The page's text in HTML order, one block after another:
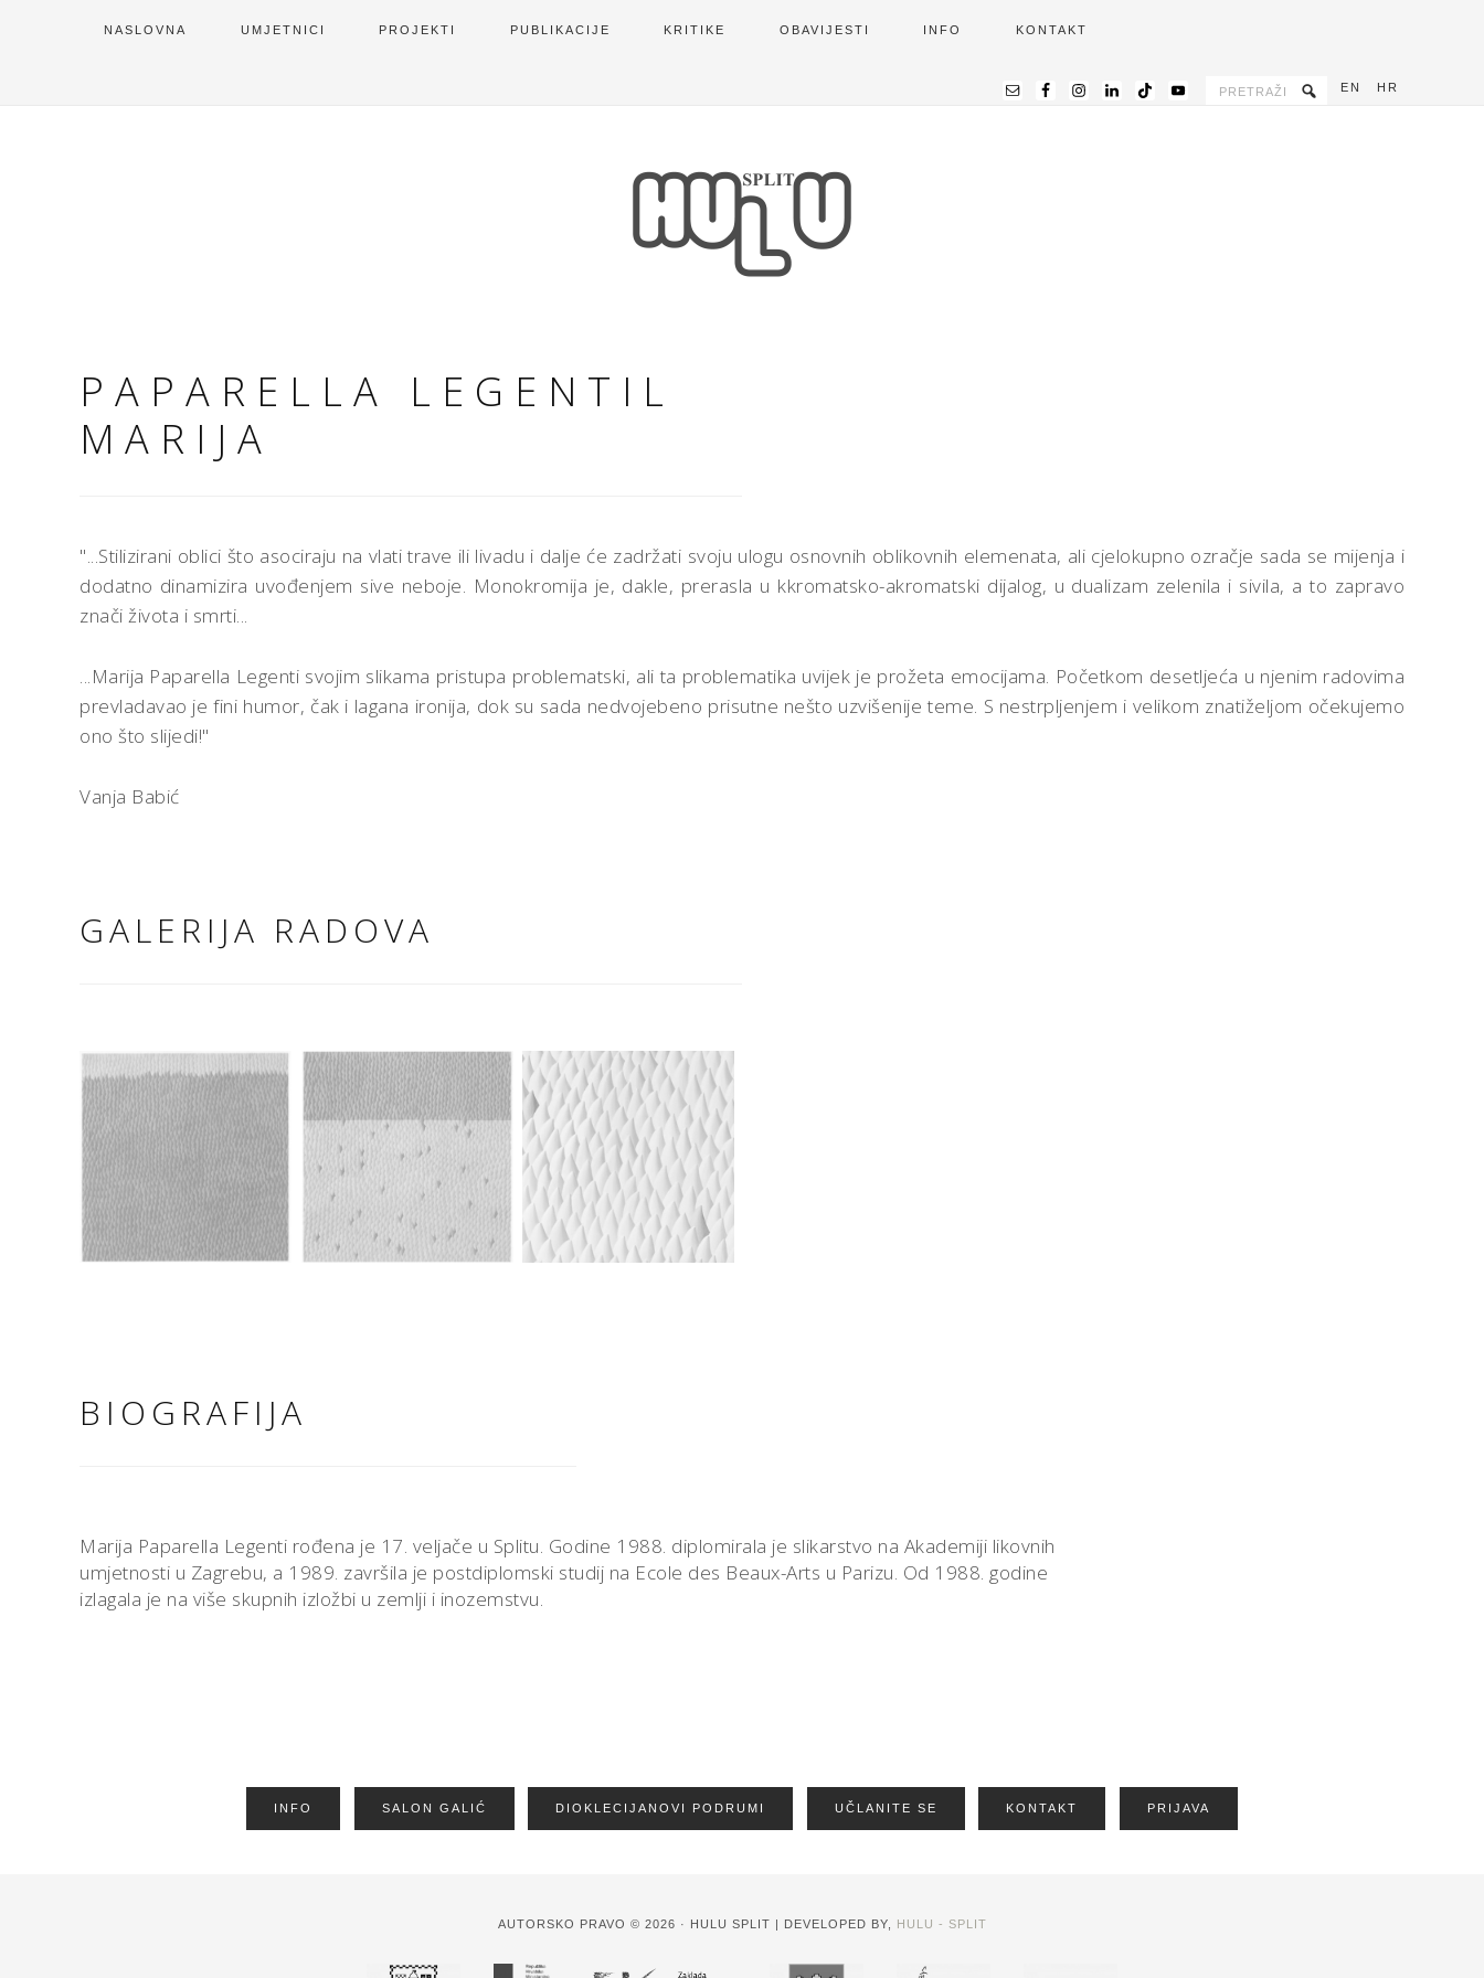
NASLOVNA UMJETNICI PROJEKTI PUBLIKACIJE KRITIKE OBAVIJESTI INFO KONTAKT
EN HR
PAPARELLA LEGENTIL
MARIJA
"...Stilizirani oblici što asociraju na vlati trave ili livadu i dalje će zadržati svoju ulogu osnovnih oblikovnih elemenata, ali cjelokupno ozračje sada se mijenja i
dodatno dinamizira uvođenjem sive neboje. Monokromija je, dakle, prerasla u kkromatsko-akromatski dijalog, u dualizam zelenila i sivila, a to zapravo
znači života i smrti...
...Marija Paparella Legenti svojim slikama pristupa problematski, ali ta problematika uvijek je prožeta emocijama. Početkom desetljeća u njenim radovima
prevladavao je fini humor, čak i lagana ironija, dok su sada nedvojebeno prisutne nešto uzvišenije teme. S nestrpljenjem i velikom znatiželjom očekujemo
ono što slijedi!"
Vanja Babić
GALERIJA RADOVA
BIOGRAFIJA
Marija Paparella Legenti rođena je 17. veljače u Splitu. Godine 1988. diplomirala je slikarstvo na Akademiji likovnih
umjetnosti u Zagrebu, a 1989. završila je postdiplomski studij na Ecole des Beaux-Arts u Parizu. Od 1988. godine
izlagala je na više skupnih izložbi u zemlji i inozemstvu.
INFO SALON GALIĆ DIOKLECIJANOVI PODRUMI UČLANITE SE KONTAKT PRIJAVA
AUTORSKO PRAVO © 2026 · HULU SPLIT | DEVELOPED BY, HULU - SPLIT